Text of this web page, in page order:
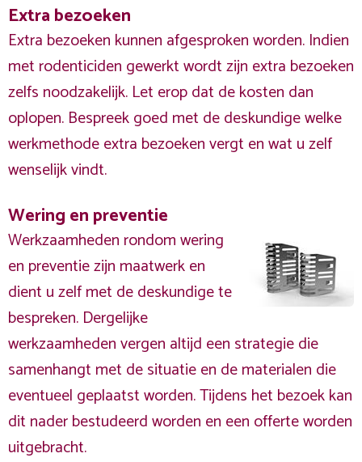
Extra bezoeken
Extra bezoeken kunnen afgesproken worden. Indien
met rodenticiden gewerkt wordt zijn extra bezoeken
zelfs noodzakelijk. Let erop dat de kosten dan
oplopen. Bespreek goed met de deskundige welke
werkmethode extra bezoeken vergt en wat u zelf
wenselijk vindt.
Wering en preventie
Werkzaamheden rondom wering
en preventie zijn maatwerk en
dient u zelf met de deskundige te
bespreken. Dergelijke
werkzaamheden vergen altijd een strategie die
samenhangt met de situatie en de materialen die
eventueel geplaatst worden. Tijdens het bezoek kan
dit nader bestudeerd worden en een offerte worden
uitgebracht.